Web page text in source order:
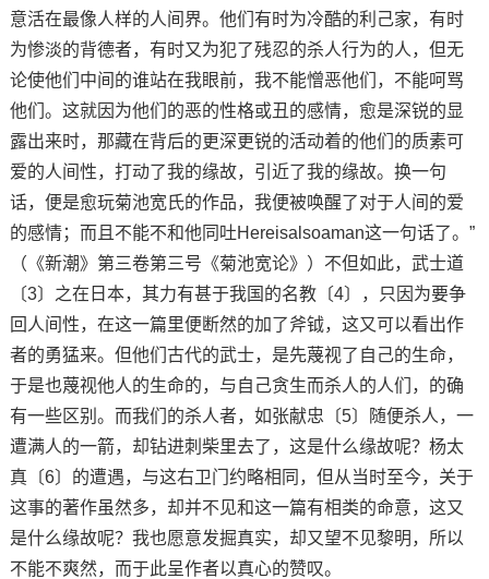
意活在最像人样的人间界。他们有时为冷酷的利己家，有时
为惨淡的背德者，有时又为犯了残忍的杀人行为的人，但无
论使他们中间的谁站在我眼前，我不能憎恶他们，不能呵骂
他们。这就因为他们的恶的性格或丑的感情，愈是深锐的显
露出来时，那藏在背后的更深更锐的活动着的他们的质素可
爱的人间性，打动了我的缘故，引近了我的缘故。换一句
话，便是愈玩菊池宽氏的作品，我便被唤醒了对于人间的爱
的感情；而且不能不和他同吐Hereisalsoaman这一句话了。”
（《新潮》第三卷第三号《菊池宽论》）不但如此，武士道
〔3〕之在日本，其力有甚于我国的名教〔4〕，只因为要争
回人间性，在这一篇里便断然的加了斧钺，这又可以看出作
者的勇猛来。但他们古代的武士，是先蔑视了自己的生命，
于是也蔑视他人的生命的，与自己贪生而杀人的人们，的确
有一些区别。而我们的杀人者，如张献忠〔5〕随便杀人，一
遭满人的一箭，却钻进刺柴里去了，这是什么缘故呢？杨太
真〔6〕的遭遇，与这右卫门约略相同，但从当时至今，关于
这事的著作虽然多，却并不见和这一篇有相类的命意，这又
是什么缘故呢？我也愿意发掘真实，却又望不见黎明，所以
不能不爽然，而于此呈作者以真心的赞叹。